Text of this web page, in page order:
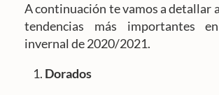
A continuación te vamos a detallar
tendencias más importantes
invernal de 2020/2021.
Dorados